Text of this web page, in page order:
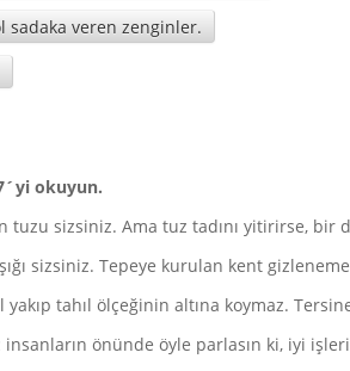
sadaka veren zenginler.
okuyun.
tuzu sizsiniz. Ama tuz tadını yitirirse, bir
sizsiniz. Tepeye kurulan kent
tahıl ölçeğinin altına koymaz.
insanların önünde öyle parlasın ki, iyi